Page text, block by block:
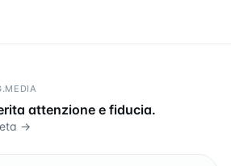
attenzione e fiducia.
→